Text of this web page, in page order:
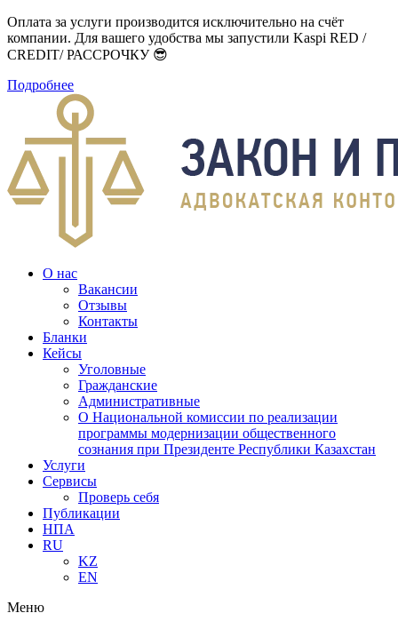
Оплата за услуги производится исключительно на счёт
компании. Для вашего удобства мы запустили Kaspi RED /
CREDIT/ РАССРОЧКУ 😎
Подробнее
О нас
Вакансии
Отзывы
Контакты
Бланки
Кейсы
Уголовные
Гражданские
Административные
О Национальной комиссии по реализации
программы модернизации общественного
сознания при Президенте Республики Казахстан
Услуги
Сервисы
Проверь себя
Публикации
НПА
RU
KZ
EN
Меню